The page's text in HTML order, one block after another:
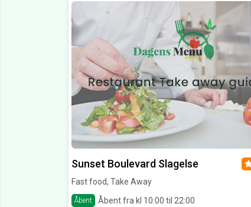
Sunset Boulevard Slagelse
Fast food, Take Away
Åbent Åbent fra kl 10:00 til 22:00